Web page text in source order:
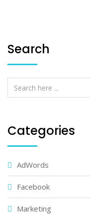
Search
Categories
AdWords
Facebook
Marketing